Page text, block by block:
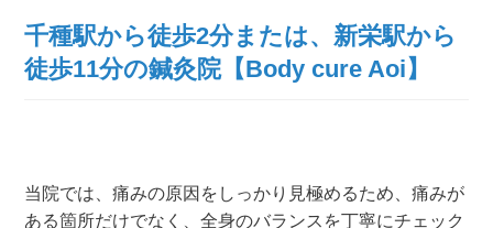
千種駅から徒歩2分または、新栄駅から
徒歩11分の鍼灸院【Body cure Aoi】
当院では、痛みの原因をしっかり見極めるため、痛みが
ある箇所だけでなく、全身のバランスを丁寧にチェック